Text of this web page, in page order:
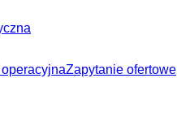
Zapytanie ofertowe